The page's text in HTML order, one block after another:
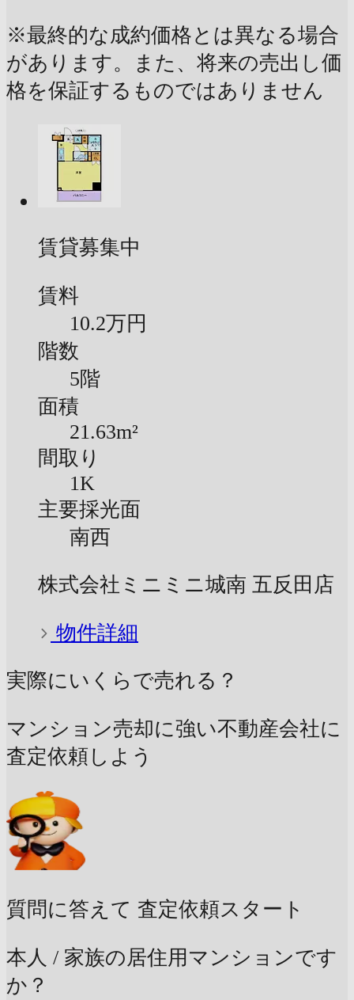
※最終的な成約価格とは異なる場合
があります。また、将来の売出し価
格を保証するものではありません
賃貸募集中
賃料
10.2万円
階数
5階
面積
21.63m²
間取り
1K
主要採光面
南西
株式会社ミニミニ城南 五反田店
物件詳細
実際にいくらで売れる？
マンション売却に強い不動産会社に
査定依頼しよう
質問に答えて 査定依頼スタート
本人 / 家族の居住用マンションです
か？